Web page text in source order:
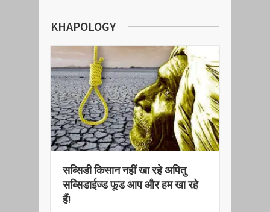
KHAPOLOGY
सब्सिडी किसान नहीं खा रहे अपितु
सब्सिडाईज्ड फूड आप और हम खा रहे
हैं!